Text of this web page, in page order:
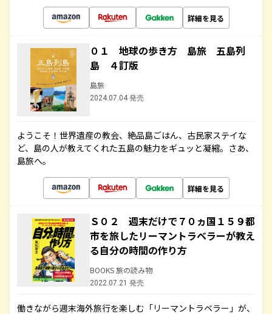
詳細を見る
０１ 地球の歩き方 島旅 五島列
島 ４訂版
島旅
2024.07.04 発売
ようこそ！世界遺産の教会、絶品島ごはん、古民家ステイな
ど、島の人が教えてくれた五島の魅力をギュッと凝縮。さあ、
島旅へ。
詳細を見る
Ｓ０２ 週末だけで７０ヵ国１５９都
市を旅したリーマントラベラーが教え
る自分の時間の作り方
BOOKS 旅の読み物
2022.07.21 発売
働きながら週末海外旅行を楽しむ「リーマントラベラー」が、